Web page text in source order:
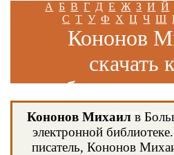
А Б В Г Д Е Ж З И Й
С Т У Ф Х Ц Ч Ш
Кононов
скачать
бесплатно
книги
Кононов Михаил в
электронной
писатель, Кононов